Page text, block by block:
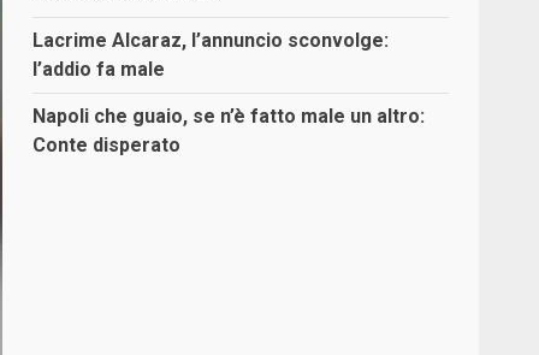
Lacrime Alcaraz, l’annuncio sconvolge:
l’addio fa male
Napoli che guaio, se n’è fatto male un altro:
Conte disperato